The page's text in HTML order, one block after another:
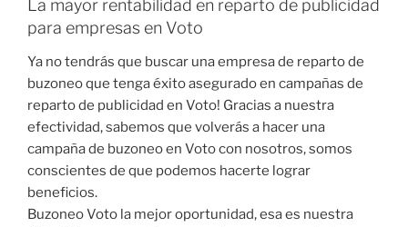
La mayor rentabilidad en reparto de publicidad
para empresas en Voto
Ya no tendrás que buscar una empresa de reparto de
buzoneo que tenga éxito asegurado en campañas de
reparto de publicidad en Voto! Gracias a nuestra
efectividad, sabemos que volverás a hacer una
campaña de buzoneo en Voto con nosotros, somos
conscientes de que podemos hacerte lograr
beneficios.
Buzoneo Voto la mejor oportunidad, esa es nuestra